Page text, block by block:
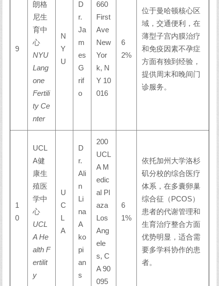
9
朗格
尼生
育中
心
NYU
Lang
one
Fertili
ty Ce
nter
N
Y
U
D
r.
Ja
m
es
G
rif
o
660
First
Ave
New
Yor
k, N
Y 10
016
6
2%
位于曼哈顿核心区
域，交通便利，在
薄型子宫内膜治疗
和免疫因素不孕症
方面有独到经验，
提供周末和晚间门
诊服务。
1
0
UCL
A健
康生
殖医
学中
心
UCL
A He
alth F
ertilit
y
U
C
A
D
r.
Ali
n
Li
na
A
ko
pi
an
s
200
UCL
A M
edic
al Pl
aza
Los
Ang
ele
s, C
A 90
095
6
1%
依托加州大学洛杉
矶分校的综合医疗
体系，在多囊卵巢
综合征（PCOS）
患者的代谢管理和
生育治疗整合方面
优势明显，适合需
要多学科协作的患
者。